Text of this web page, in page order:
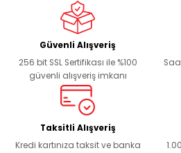
Ürün resmi kalitesiz, bozuk veya
Ürün açıklamasında eksik bilgiler
Ürün bilgilerinde hatalar bulunuyor.
Ürün fiyatı diğer sitelerden daha
Bu ürüne benzer farklı alternatifler
Güvenli Alışveriş
256 bit SSL Sertifikası ile %100
güvenli alışveriş imkanı
Taksitli Alışveriş
Kredi kartınıza taksit ve banka